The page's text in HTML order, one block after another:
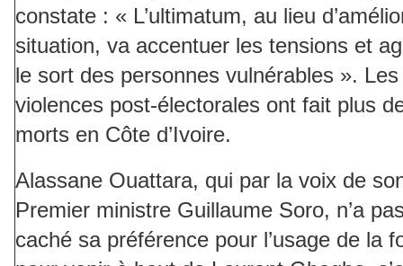
constate : « L’ultimatum, au lieu
situation, va accentuer les tensions et
le sort des personnes vulnérables ». Les
violences post-électorales ont fait plus
morts en Côte d’Ivoire.
Alassane Ouattara, qui par la voix de
Premier ministre Guillaume Soro, n’a
caché sa préférence pour l’usage de la